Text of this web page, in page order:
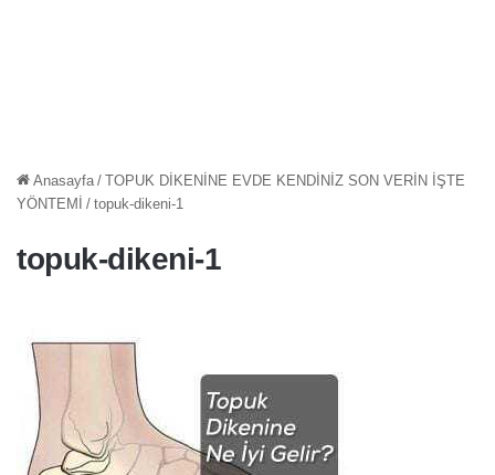
Anasayfa / TOPUK DİKENİNE EVDE KENDİNİZ SON VERİN İŞTE
YÖNTEMİ / topuk-dikeni-1
topuk-dikeni-1